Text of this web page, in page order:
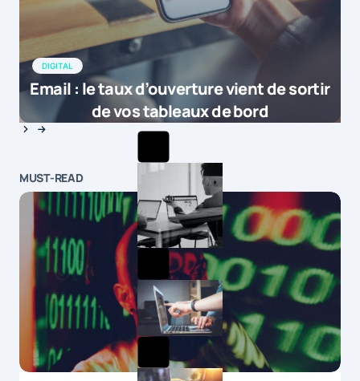
DIGITAL
Email : le taux d’ouverture vient de sortir
de vos tableaux de bord
MUST-READ